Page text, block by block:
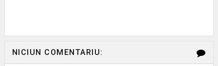
NICIUN COMENTARIU: